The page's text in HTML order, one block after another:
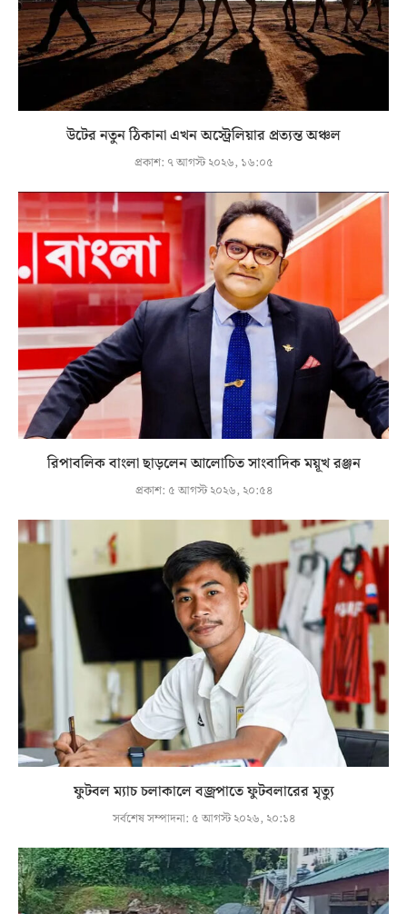
উটের নতুন ঠিকানা এখন অস্ট্রেলিয়ার প্রত্যন্ত অঞ্চল
প্রকাশ: ৭ আগস্ট ২০২৬, ১৬:০৫
রিপাবলিক বাংলা ছাড়লেন আলোচিত সাংবাদিক ময়ূখ রঞ্জন
প্রকাশ: ৫ আগস্ট ২০২৬, ২০:৫৪
ফুটবল ম্যাচ চলাকালে বজ্রপাতে ফুটবলারের মৃত্যু
সর্বশেষ সম্পাদনা: ৫ আগস্ট ২০২৬, ২০:১৪